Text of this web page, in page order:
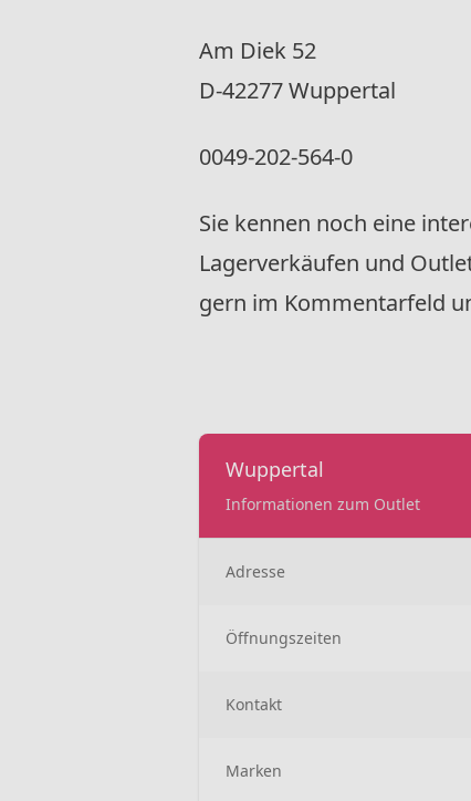
Am Diek 52
D-42277 Wuppertal
0049-202-564-0
Sie kennen noch eine
Lagerverkäufen und
gern im Kommentarfeld
Wuppertal
Informationen zum Outlet
Adresse
Öffnungszeiten
Kontakt
Marken